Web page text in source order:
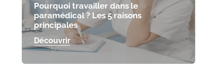
Pourquoi travailler dans le
paramédical ? Les 5 raisons
principales
Découvrir